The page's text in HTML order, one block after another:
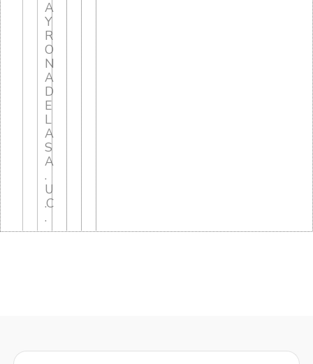
A
Y
R
O
N
A
D
E
L
A
S
A
.
U
.C
.